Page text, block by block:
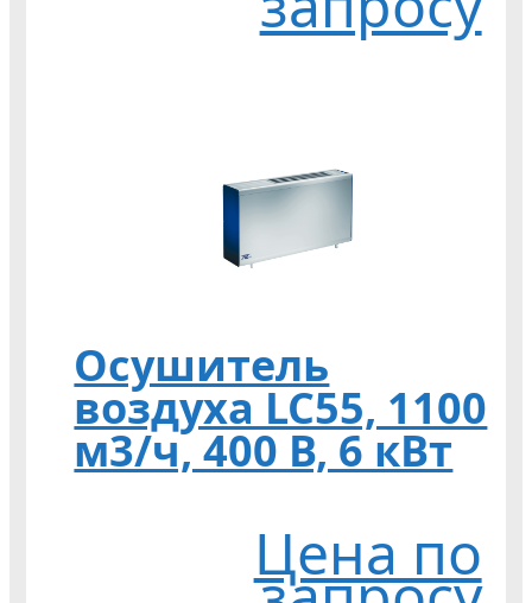
Осушитель
воздуха LC55, 1100
м3/ч, 400 В, 6 кВт
Цена по